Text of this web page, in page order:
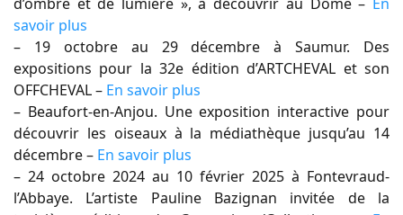
savoir plus
– 19 octobre au 29 décembre à Saumur. Des
expositions pour la 32e édition d’ARTCHEVAL et son
OFFCHEVAL – En savoir plus
– Beaufort-en-Anjou. Une exposition interactive pour
découvrir les oiseaux à la médiathèque jusqu’au 14
décembre – En savoir plus
– 24 octobre 2024 au 10 février 2025 à Fontevraud-
l’Abbaye. L’artiste Pauline Bazignan invitée de la